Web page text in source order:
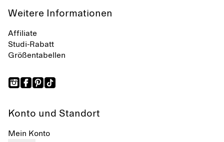
Weitere Informationen
Affiliate
Studi-Rabatt
Größentabellen
Konto und Standort
Mein Konto